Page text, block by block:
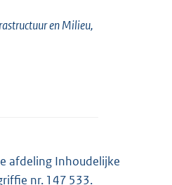
en Milieu,
afdeling Inhoudelijke
nr. 147 533.